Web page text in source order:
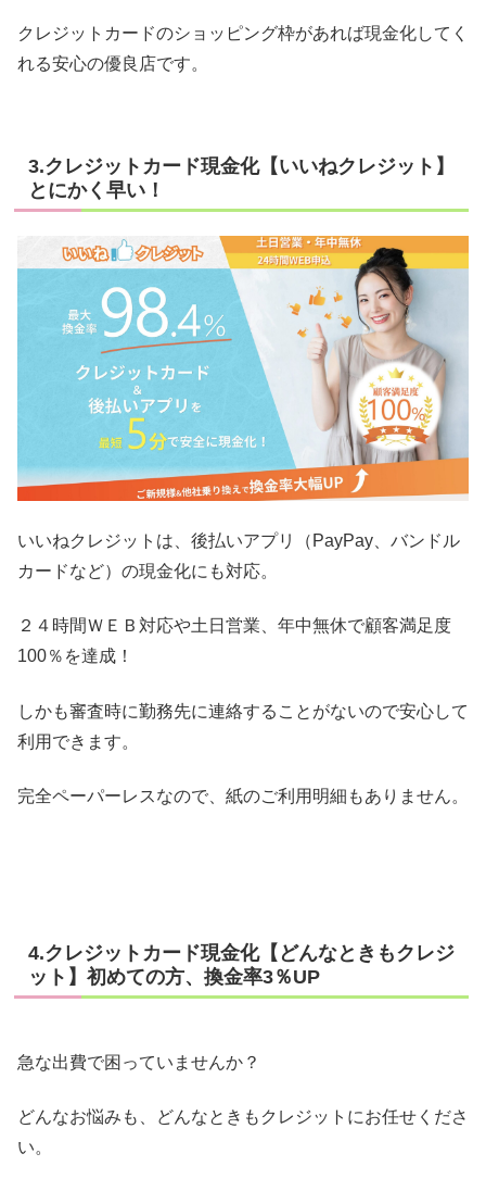
クレジットカードのショッピング枠があれば現金化してく
れる安心の優良店です。
3.クレジットカード現金化【いいねクレジット】
とにかく早い！
いいねクレジットは、後払いアプリ（PayPay、バンドル
カードなど）の現金化にも対応。
２４時間ＷＥＢ対応や土日営業、年中無休で顧客満足度
100％を達成！
しかも審査時に勤務先に連絡することがないので安心して
利用できます。
完全ペーパーレスなので、紙のご利用明細もありません。
4.クレジットカード現金化【どんなときもクレジ
ット】初めての方、換金率3％UP
急な出費で困っていませんか？
どんなお悩みも、どんなときもクレジットにお任せくださ
い。